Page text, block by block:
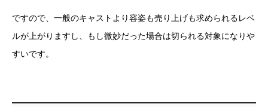
ですので、一般のキャストより容姿も売り上げも求められるレベ
ルが上がりますし、もし微妙だった場合は切られる対象になりや
すいです。